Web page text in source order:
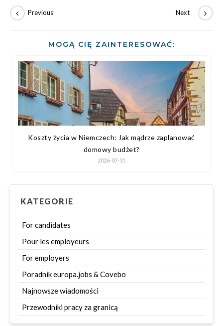
MOGĄ CIĘ ZAINTERESOWAĆ:
Koszty życia w Niemczech: Jak mądrze zaplanować
domowy budżet?
2026-07-31
KATEGORIE
For candidates
Pour les employeurs
For employers
Poradnik europa.jobs & Covebo
Najnowsze wiadomości
Przewodniki pracy za granicą